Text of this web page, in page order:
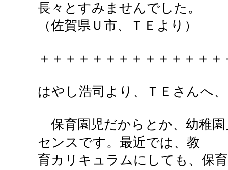
長々とすみませんでした。
（佐賀県Ｕ市、ＴＥより）
＋＋＋＋＋＋＋＋＋＋＋＋＋＋
はやし浩司より、ＴＥさんへ、
保育園児だからとか、幼稚
センスです。最近では、教
育カリキュラムにしても、保